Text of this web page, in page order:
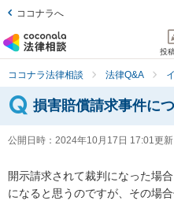
ココナラへ
投
ココナラ法律相談 法律Q&A
損害賠償請求事件に
公開日時： 2024年10月17日 17:01更新
開示請求されて裁判になった場
になると思うのですが、その場